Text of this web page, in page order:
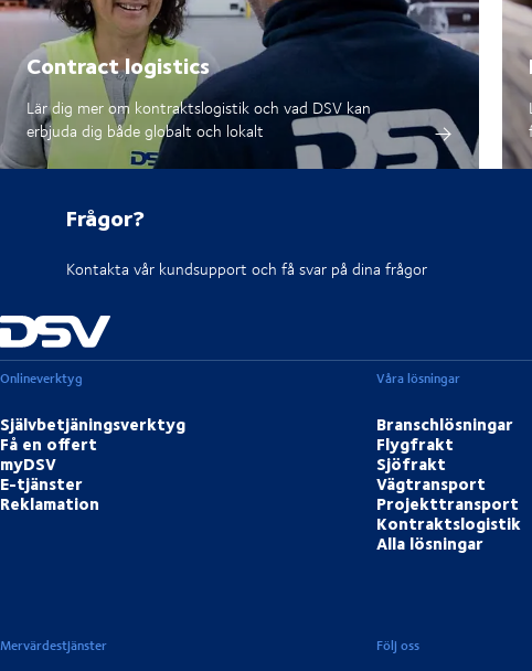
Contract logistics
Lär dig mer om kontraktslogistik och vad DSV kan
erbjuda dig både globalt och lokalt
Frågor?
Kontakta vår kundsupport och få svar på dina frågor
Onlineverktyg
Självbetjäningsverktyg
Få en offert
myDSV
E-tjänster
Reklamation
Våra lösningar
Branschlösningar
Flygfrakt
Sjöfrakt
Vägtransport
Projekttransport
Kontraktslogistik
Alla lösningar
Mervärdestjänster Följ oss